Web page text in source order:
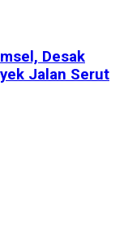
Desak
Jalan Serut